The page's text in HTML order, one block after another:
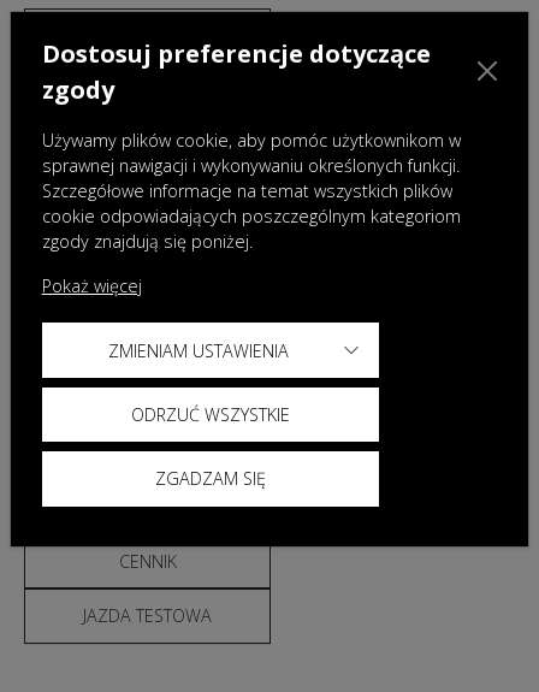
JAZDA TESTOWA
Więcej informacji o modelu
JAECOO 7 Hybrid
Od 139 900 zł
CENNIK
JAZDA TESTOWA
Dostosuj preferencje dotyczące
zgody
Używamy plików cookie, aby pomóc użytkownikom w
sprawnej nawigacji i wykonywaniu określonych funkcji.
Szczegółowe informacje na temat wszystkich plików
cookie odpowiadających poszczególnym kategoriom
zgody znajdują się poniżej.
Pokaż więcej
ZMIENIAM USTAWIENIA
ODRZUĆ WSZYSTKIE
ZGADZAM SIĘ